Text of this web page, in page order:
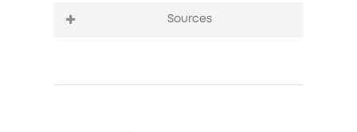
Sources